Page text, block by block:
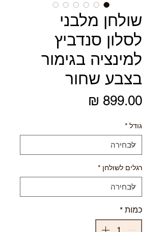
שולחן מלבני
לסלון סנדביץ
למינציה בגימור
בצבע שחור
גודל *
רגלים לשולחן *
כמות *